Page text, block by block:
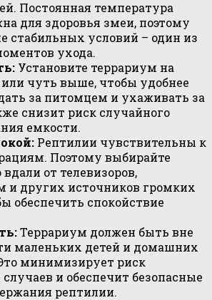
Постоянная температура
для здоровья змеи, поэтому
стабильных условий – один из
ухода.
Установите террариум на
или чуть выше, чтобы удобнее
за питомцем и ухаживать за
снизит риск случайного
емкости.
Рептилии чувствительны к
Поэтому выбирайте
от телевизоров,
и других источников громких
обеспечить спокойствие
Террариум должен быть вне
маленьких детей и домашних
минимизирует риск
и обеспечит безопасные
рептилии.